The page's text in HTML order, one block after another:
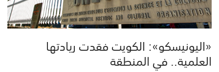
«اليونيسكو»: الكويت فقدت ريادتها
العلمية.. في المنطقة